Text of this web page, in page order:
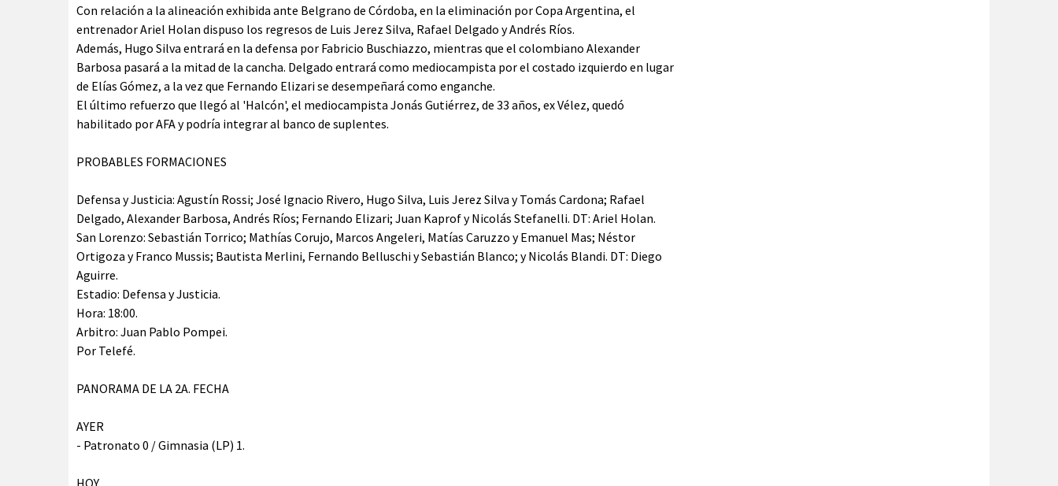
Con relación a la alineación exhibida ante Belgrano de Córdoba, en la eliminación por Copa Argentina, el
entrenador Ariel Holan dispuso los regresos de Luis Jerez Silva, Rafael Delgado y Andrés Ríos.
Además, Hugo Silva entrará en la defensa por Fabricio Buschiazzo, mientras que el colombiano Alexander
Barbosa pasará a la mitad de la cancha. Delgado entrará como mediocampista por el costado izquierdo en lugar
de Elías Gómez, a la vez que Fernando Elizari se desempeñará como enganche.
El último refuerzo que llegó al 'Halcón', el mediocampista Jonás Gutiérrez, de 33 años, ex Vélez, quedó
habilitado por AFA y podría integrar al banco de suplentes.
PROBABLES FORMACIONES
Defensa y Justicia: Agustín Rossi; José Ignacio Rivero, Hugo Silva, Luis Jerez Silva y Tomás Cardona; Rafael
Delgado, Alexander Barbosa, Andrés Ríos; Fernando Elizari; Juan Kaprof y Nicolás Stefanelli. DT: Ariel Holan.
San Lorenzo: Sebastián Torrico; Mathías Corujo, Marcos Angeleri, Matías Caruzzo y Emanuel Mas; Néstor
Ortigoza y Franco Mussis; Bautista Merlini, Fernando Belluschi y Sebastián Blanco; y Nicolás Blandi. DT: Diego
Aguirre.
Estadio: Defensa y Justicia.
Hora: 18:00.
Arbitro: Juan Pablo Pompei.
Por Telefé.
PANORAMA DE LA 2A. FECHA
AYER
- Patronato 0 / Gimnasia (LP) 1.
HOY